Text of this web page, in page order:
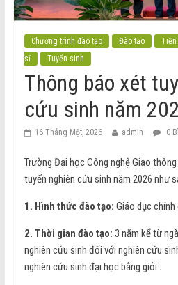
Chương trình đào tạo Đào tạo
sĩ
Tuyển sinh
Thông báo xét
cứu sinh năm
16 Tháng Một, 2026 admin 0
Trường Đại học Công nghệ Giao
tuyển nghiên cứu sinh năm 2026 như
1. Hình thức đào tạo: Giáo dục chính
2. Thời gian đào tạo: 3 năm kể từ
nghiên cứu sinh đối với nghiên cứu
nghiên cứu sinh đại học bằng giỏi .